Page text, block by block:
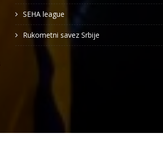
SEHA league
Rukometni savez Srbije